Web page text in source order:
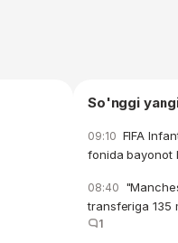
So'nggi
09:10 FIFA
fonida bayonot
08:40
transferiga 135
1